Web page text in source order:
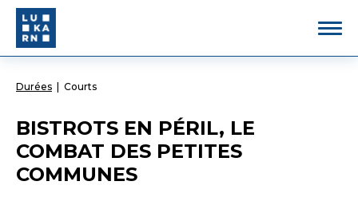
Durées Courts
BISTROTS EN PÉRIL, LE
COMBAT DES PETITES
COMMUNES